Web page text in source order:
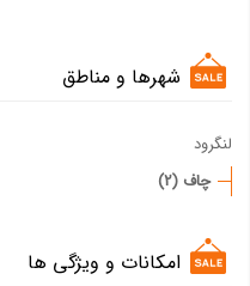
شهرها و مناطق
لنگرود
چاف (2)
امکانات و ویژگی ها